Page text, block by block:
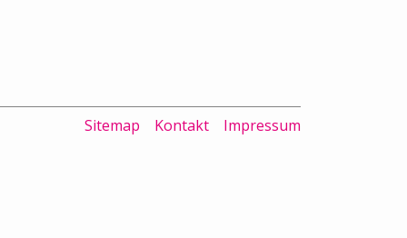
Sitemap Kontakt Impressum